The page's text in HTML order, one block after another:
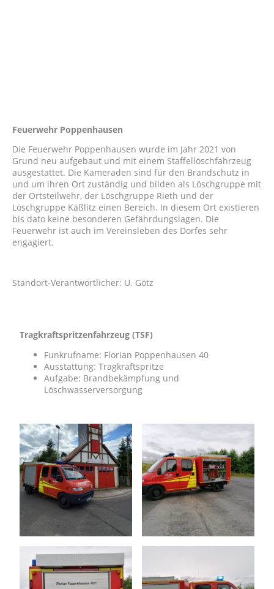
Feuerwehr Poppenhausen
Die Feuerwehr Poppenhausen wurde im Jahr 2021 von
Grund neu aufgebaut und mit einem Staffellöschfahrzeug
ausgestattet. Die Kameraden sind für den Brandschutz in
und um ihren Ort zuständig und bilden als Löschgruppe mit
der Ortsteilwehr, der Löschgruppe Rieth und der
Löschgruppe Käßlitz einen Bereich. In diesem Ort existieren
bis dato keine besonderen Gefährdungslagen. Die
Feuerwehr ist auch im Vereinsleben des Dorfes sehr
engagiert.
Standort-Verantwortlicher: U. Götz
Tragkraftspritzenfahrzeug (TSF)
Funkrufname: Florian Poppenhausen 40
Ausstattung: Tragkraftspritze
Aufgabe: Brandbekämpfung und
Löschwasserversorgung